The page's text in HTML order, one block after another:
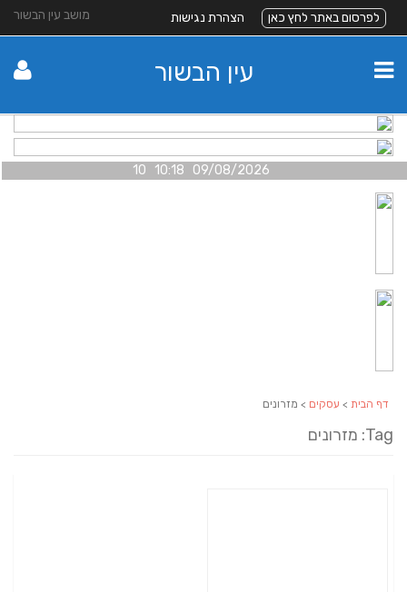
מושב עין הבשור לפרסום באתר לחץ כאן הצהרת נגישות
עין הבשור
09/08/2026 10:18 10
דף הבית > עסקים > מזרונים
Tag: מזרונים